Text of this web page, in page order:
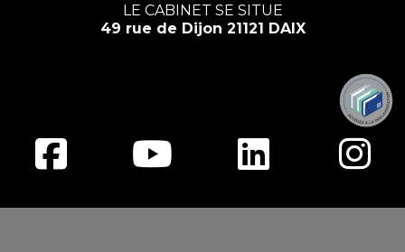
LE CABINET SE SITUE
49 rue de Dijon 21121 DAIX